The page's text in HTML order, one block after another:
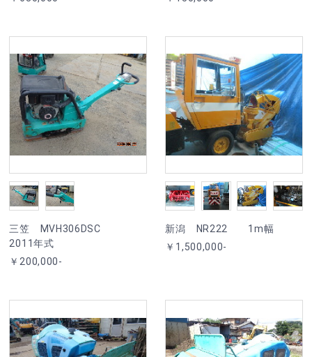
三笠 MVH306DSC
2011年式
￥200,000-
新潟 NR222 1m幅
￥1,500,000-